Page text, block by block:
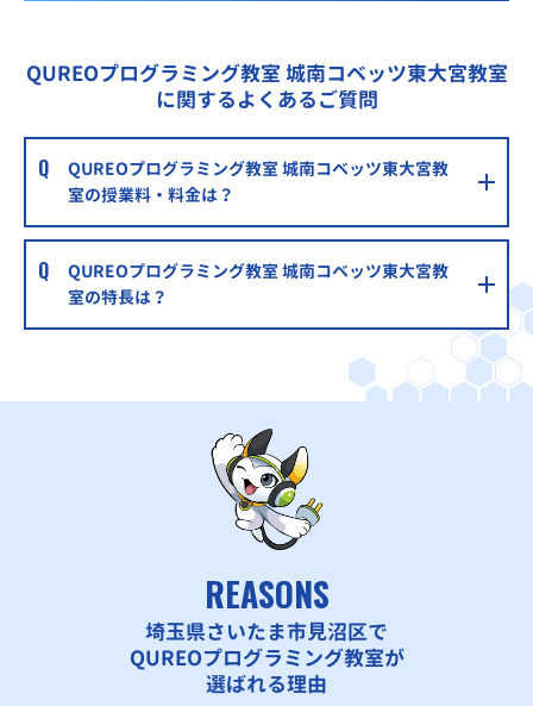
QUREOプログラミング教室 城南コベッツ東大宮教室
に関するよくあるご質問
QUREOプログラミング教室 城南コベッツ東大宮教
室の授業料・料金は？
QUREOプログラミング教室 城南コベッツ東大宮教
室の特長は？
REASONS
埼玉県さいたま市見沼区で
QUREOプログラミング教室が
選ばれる理由